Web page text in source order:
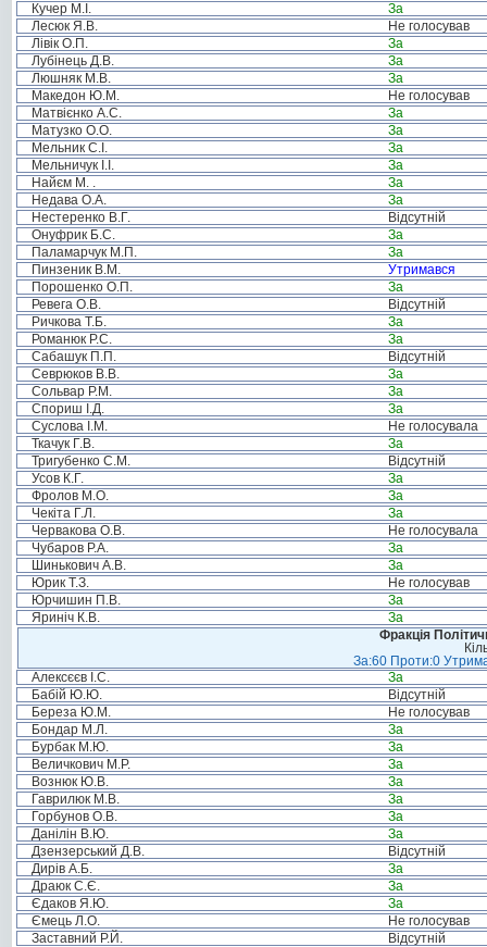
Кучер М.І.
За
Лесюк Я.В.
Не голосував
Лівік О.П.
За
Лубінець Д.В.
За
Люшняк М.В.
За
Македон Ю.М.
Не голосував
Матвієнко А.С.
За
Матузко О.О.
За
Мельник С.І.
За
Мельничук І.І.
За
Найєм М. .
За
Недава О.А.
За
Нестеренко В.Г.
Відсутній
Онуфрик Б.С.
За
Паламарчук М.П.
За
Пинзеник В.М.
Утримався
Порошенко О.П.
За
Ревега О.В.
Відсутній
Ричкова Т.Б.
За
Романюк Р.С.
За
Сабашук П.П.
Відсутній
Севрюков В.В.
За
Сольвар Р.М.
За
Спориш І.Д.
За
Суслова І.М.
Не голосувала
Ткачук Г.В.
За
Тригубенко С.М.
Відсутній
Усов К.Г.
За
Фролов М.О.
За
Чекіта Г.Л.
За
Червакова О.В.
Не голосувала
Чубаров Р.А.
За
Шинькович А.В.
За
Юрик Т.З.
Не голосував
Юрчишин П.В.
За
Яриніч К.В.
За
Фракція
За:60 Проти:0
Алексєєв І.С.
За
Бабій Ю.Ю.
Відсутній
Береза Ю.М.
Не голосував
Бондар М.Л.
За
Бурбак М.Ю.
За
Величкович М.Р.
За
Вознюк Ю.В.
За
Гаврилюк М.В.
За
Горбунов О.В.
За
Данілін В.Ю.
За
Дзензерський Д.В.
Відсутній
Дирів А.Б.
За
Драюк С.Є.
За
Єдаков Я.Ю.
За
Ємець Л.О.
Не голосував
Заставний Р.Й.
Відсутній